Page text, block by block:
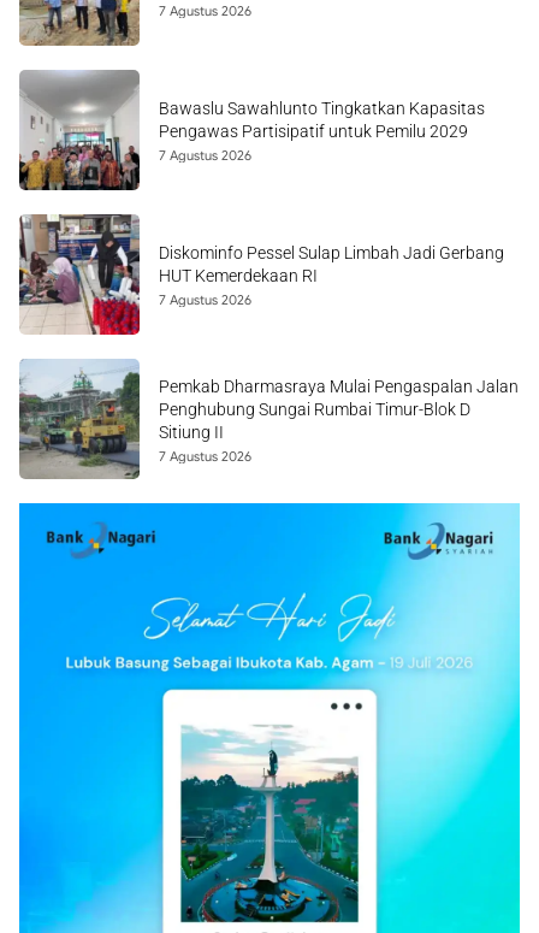
7 Agustus 2026
Bawaslu Sawahlunto Tingkatkan Kapasitas
Pengawas Partisipatif untuk Pemilu 2029
7 Agustus 2026
Diskominfo Pessel Sulap Limbah Jadi Gerbang
HUT Kemerdekaan RI
7 Agustus 2026
Pemkab Dharmasraya Mulai Pengaspalan Jalan
Penghubung Sungai Rumbai Timur-Blok D
Sitiung II
7 Agustus 2026